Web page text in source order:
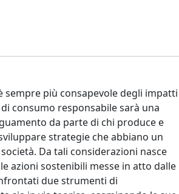
più consapevole degli impatti
consumo responsabile sarà una
da parte di chi produce e
strategie che abbiano un
Da tali considerazioni nasce
azioni sostenibili messe in atto dalle
due strumenti di